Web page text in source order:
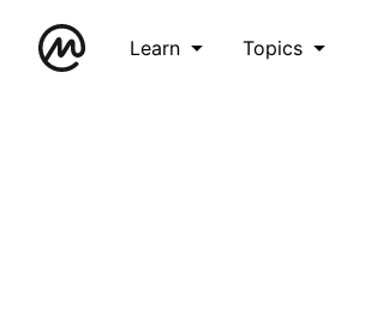
Learn Topics